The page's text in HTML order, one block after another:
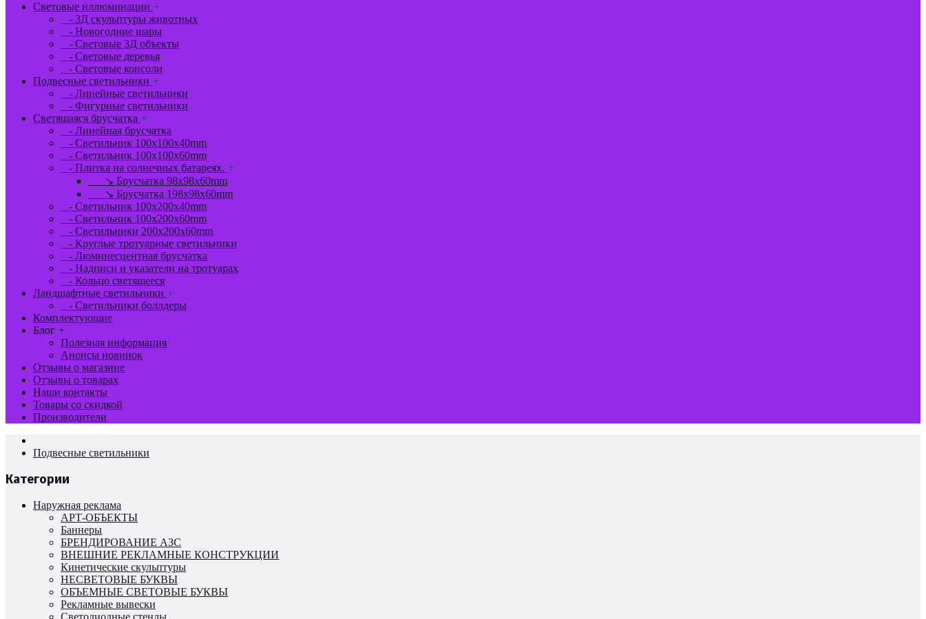
Световые иллюминации +
- 3Д скульптуры животных
- Новогодние шары
- Световые 3Д объекты
- Световые деревья
- Световые консоли
Подвесные светильники +
- Линейные светильники
- Фигурные светильники
Светящаяся брусчатка +
- Линейная брусчатка
- Светильник 100x100x40mm
- Светильник 100x100x60mm
- Плитка на солнечных батареях. +
↘ Брусчатка 98x98x60mm
↘ Брусчатка 198x98x60mm
- Светильник 100x200x40mm
- Светильник 100x200x60mm
- Светильники 200x200x60mm
- Круглые тротуарные светильники
- Люминесцентная брусчатка
- Надписи и указатели на тротуарах
- Кольцо светящееся
Ландшафтные светильники +
- Светильники боллдеры
Комплектующие
Блог +
Полезная информация
Анонсы новинок
Отзывы о магазине
Отзывы о товарах
Наши контакты
Товары со скидкой
Производители
Подвесные светильники
Категории
Наружная реклама
АРТ-ОБЪЕКТЫ
Баннеры
БРЕНДИРОВАНИЕ АЗС
ВНЕШНИЕ РЕКЛАМНЫЕ КОНСТРУКЦИИ
Кинетические скульптуры
НЕСВЕТОВЫЕ БУКВЫ
ОБЪЕМНЫЕ СВЕТОВЫЕ БУКВЫ
Рекламные вывески
Светодиодные стенды